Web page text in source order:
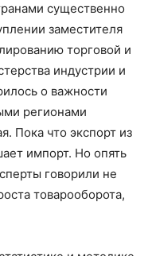
существенно
заместителя
торговой и
индустрии и
о важности
регионами
Пока что экспорт из
импорт. Но опять
говорили не
товарооборота,